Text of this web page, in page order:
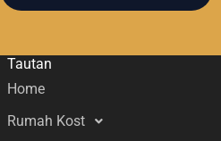
Tautan
Home
Rumah Kost